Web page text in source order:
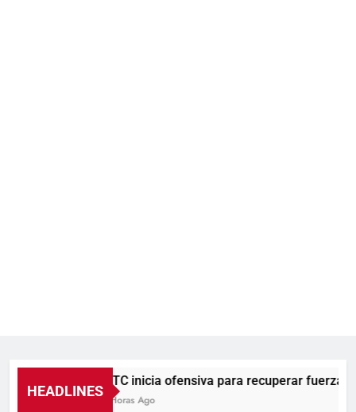
HEADLINES
UNTC inicia ofensiva para recuperar fuerza
10 Horas Ago